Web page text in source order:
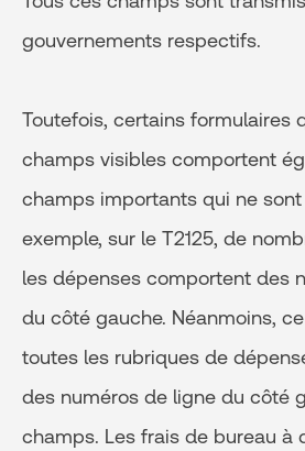
gouvernements respectifs.
Toutefois, certains formulaires
champs visibles comportent
champs importants qui ne
exemple, sur le T2125, de
les dépenses comportent des
du côté gauche. Néanmoins,
toutes les rubriques de
des numéros de ligne du côté
champs. Les frais de bureau à